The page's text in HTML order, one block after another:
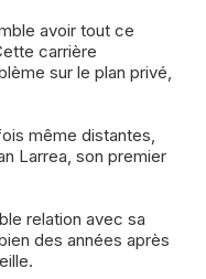
avoir tout ce
carrière
sur le plan privé,
même distantes,
Larrea, son premier
relation avec sa
des années après